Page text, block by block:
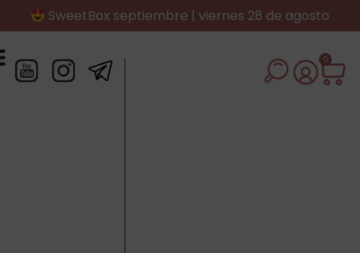
SweetBox septiembre | viernes 28 de agosto
0